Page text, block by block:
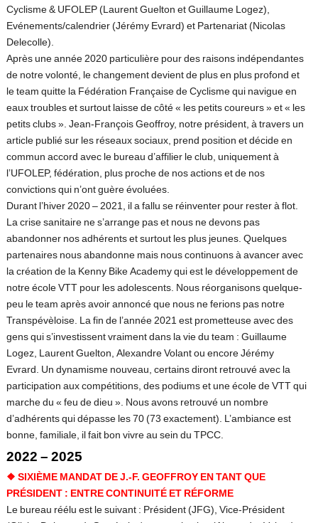
Cyclisme & UFOLEP (Laurent Guelton et Guillaume Logez),
Evénements/calendrier (Jérémy Evrard) et Partenariat (Nicolas
Delecolle).
Après une année 2020 particulière pour des raisons indépendantes
de notre volonté, le changement devient de plus en plus profond et
le team quitte la Fédération Française de Cyclisme qui navigue en
eaux troubles et surtout laisse de côté « les petits coureurs » et « les
petits clubs ». Jean-François Geoffroy, notre président, à travers un
article publié sur les réseaux sociaux, prend position et décide en
commun accord avec le bureau d’affilier le club, uniquement à
l’UFOLEP, fédération, plus proche de nos actions et de nos
convictions qui n’ont guère évoluées.
Durant l’hiver 2020 – 2021, il a fallu se réinventer pour rester à flot.
La crise sanitaire ne s’arrange pas et nous ne devons pas
abandonner nos adhérents et surtout les plus jeunes. Quelques
partenaires nous abandonne mais nous continuons à avancer avec
la création de la Kenny Bike Academy qui est le développement de
notre école VTT pour les adolescents. Nous réorganisons quelque-
peu le team après avoir annoncé que nous ne ferions pas notre
Transpévèloise. La fin de l’année 2021 est prometteuse avec des
gens qui s’investissent vraiment dans la vie du team : Guillaume
Logez, Laurent Guelton, Alexandre Volant ou encore Jérémy
Evrard. Un dynamisme nouveau, certains diront retrouvé avec la
participation aux compétitions, des podiums et une école de VTT qui
marche du « feu de dieu ». Nous avons retrouvé un nombre
d’adhérents qui dépasse les 70 (73 exactement). L’ambiance est
bonne, familiale, il fait bon vivre au sein du TPCC.
2022 – 2025
❖ SIXIÈME MANDAT DE J.-F. GEOFFROY EN TANT QUE
PRÉSIDENT : ENTRE CONTINUITÉ ET RÉFORME
Le bureau réélu est le suivant : Président (JFG), Vice-Président